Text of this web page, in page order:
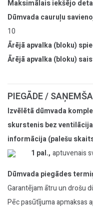
Maksimālais iekšējo
Dūmvada cauruļu
10
Ārējā apvalka (bloku)
Ārējā apvalka (bloku)
PIEGĀDE /
Izvēlētā dūmvada
skurstenis bez
informācija (palešu
1 pal., aptuvenais
Dūmvada piegādes
Garantējam ātru un drošu
Pēc pasūtījuma apmaksas